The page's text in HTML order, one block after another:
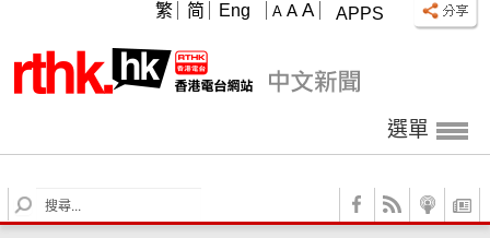
APPS
A A A
繁 简 Eng
選單
S
e